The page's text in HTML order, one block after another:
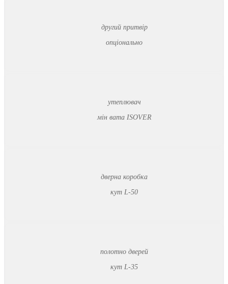
другий притвір
опціонально
утеплювач
мін вата ISOVER
дверна коробка
кут L-50
полотно дверей
кут L-35